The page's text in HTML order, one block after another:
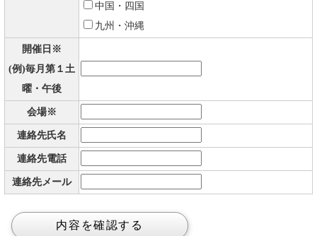
中国・四国
九州・沖縄
開催日※
(例)毎月第１土
曜・午後
会場※
連絡先氏名
連絡先電話
連絡先メール